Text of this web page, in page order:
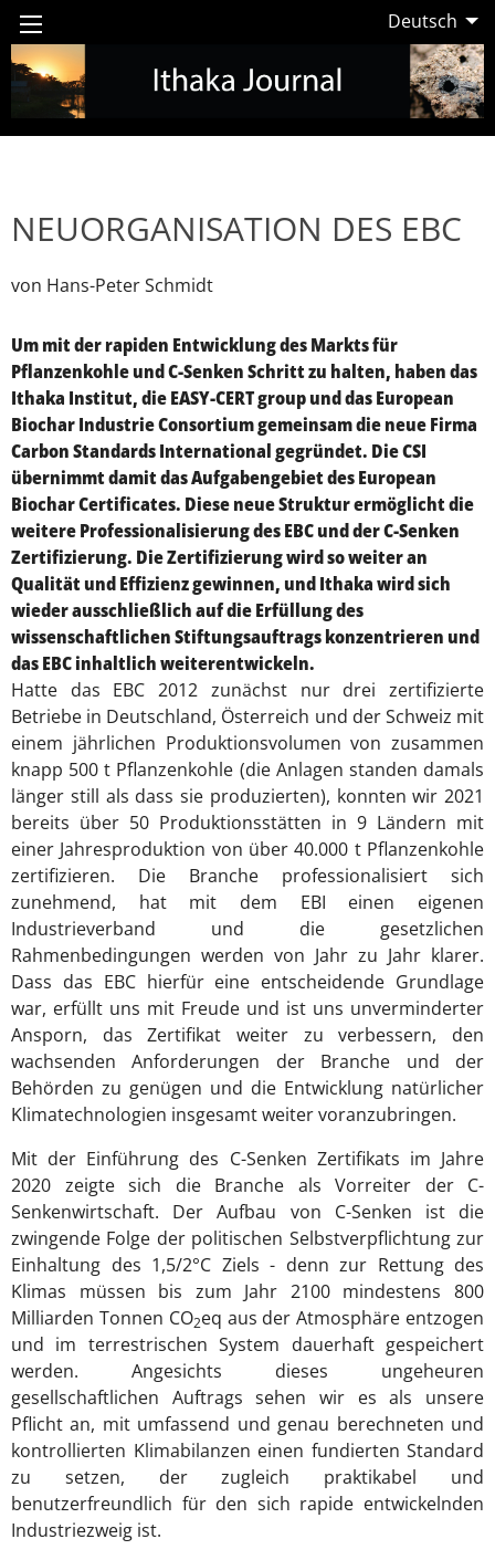
Deutsch
NEUORGANISATION DES EBC
von Hans-Peter Schmidt
Um mit der rapiden Entwicklung des Markts für
Pflanzenkohle und C-Senken Schritt zu halten, haben das
Ithaka Institut, die EASY-CERT group und das European
Biochar Industrie Consortium gemeinsam die neue Firma
Carbon Standards International gegründet. Die CSI
übernimmt damit das Aufgabengebiet des European
Biochar Certificates. Diese neue Struktur ermöglicht die
weitere Professionalisierung des EBC und der C-Senken
Zertifizierung. Die Zertifizierung wird so weiter an
Qualität und Effizienz gewinnen, und Ithaka wird sich
wieder ausschließlich auf die Erfüllung des
wissenschaftlichen Stiftungsauftrags konzentrieren und
das EBC inhaltlich weiterentwickeln.
Hatte das EBC 2012 zunächst nur drei zertifizierte
Betriebe in Deutschland, Österreich und der Schweiz mit
einem jährlichen Produktionsvolumen von zusammen
knapp 500 t Pflanzenkohle (die Anlagen standen damals
länger still als dass sie produzierten), konnten wir 2021
bereits über 50 Produktionsstätten in 9 Ländern mit
einer Jahresproduktion von über 40.000 t Pflanzenkohle
zertifizieren. Die Branche professionalisiert sich
zunehmend, hat mit dem EBI einen eigenen
Industrieverband und die gesetzlichen
Rahmenbedingungen werden von Jahr zu Jahr klarer.
Dass das EBC hierfür eine entscheidende Grundlage
war, erfüllt uns mit Freude und ist uns unverminderter
Ansporn, das Zertifikat weiter zu verbessern, den
wachsenden Anforderungen der Branche und der
Behörden zu genügen und die Entwicklung natürlicher
Klimatechnologien insgesamt weiter voranzubringen.
Mit der Einführung des C-Senken Zertifikats im Jahre
2020 zeigte sich die Branche als Vorreiter der C-
Senkenwirtschaft. Der Aufbau von C-Senken ist die
zwingende Folge der politischen Selbstverpflichtung zur
Einhaltung des 1,5/2°C Ziels - denn zur Rettung des
Klimas müssen bis zum Jahr 2100 mindestens 800
Milliarden Tonnen CO2eq aus der Atmosphäre entzogen
und im terrestrischen System dauerhaft gespeichert
werden. Angesichts dieses ungeheuren
gesellschaftlichen Auftrags sehen wir es als unsere
Pflicht an, mit umfassend und genau berechneten und
kontrollierten Klimabilanzen einen fundierten Standard
zu setzen, der zugleich praktikabel und
benutzerfreundlich für den sich rapide entwickelnden
Industriezweig ist.